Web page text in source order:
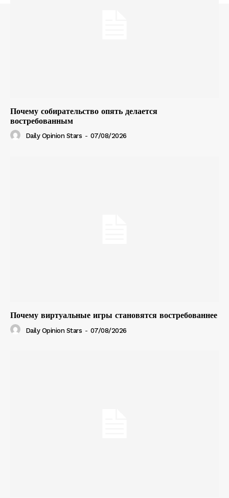
Почему собирательство опять делается
востребованным
Daily Opinion Stars - 07/08/2026
Почему виртуальные игры становятся востребованнее
Daily Opinion Stars - 07/08/2026